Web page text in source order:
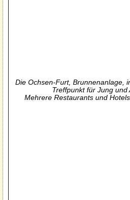
Die Ochsen-Furt, Brunnenanlage,
Treffpunkt für Jung und
Mehrere Restaurants und